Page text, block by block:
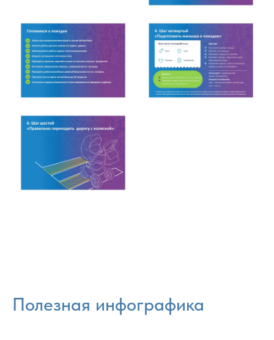
Полезная инфографика